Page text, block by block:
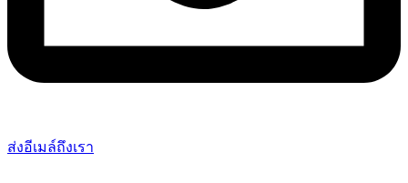
ส่งอีเมล์ถึงเรา